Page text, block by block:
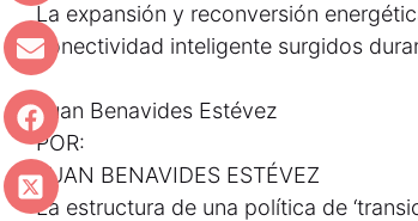
La expansión y reconversión
conectividad inteligente surgidos
Juan Benavides Estévez
POR:
JUAN BENAVIDES ESTÉVEZ
La estructura de una política de